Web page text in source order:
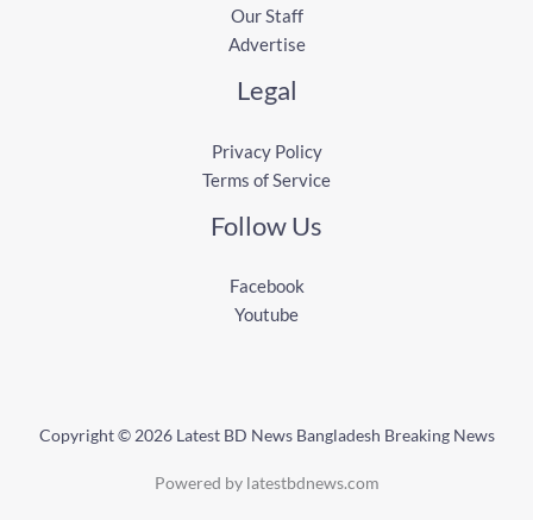
Our Staff
Advertise
Legal
Privacy Policy
Terms of Service
Follow Us
Facebook
Youtube
Copyright © 2026 Latest BD News Bangladesh Breaking News
Powered by latestbdnews.com